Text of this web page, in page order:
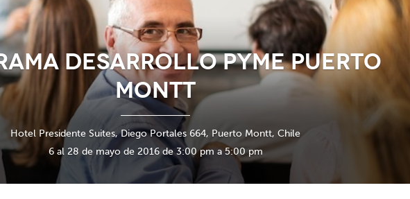
DESARROLLO PYME PUERTO
MONTT
Hotel Presidente Suites, Diego Portales 664, Puerto Montt, Chile
6 al 28 de mayo de 2016 de 3:00 pm a 5:00 pm